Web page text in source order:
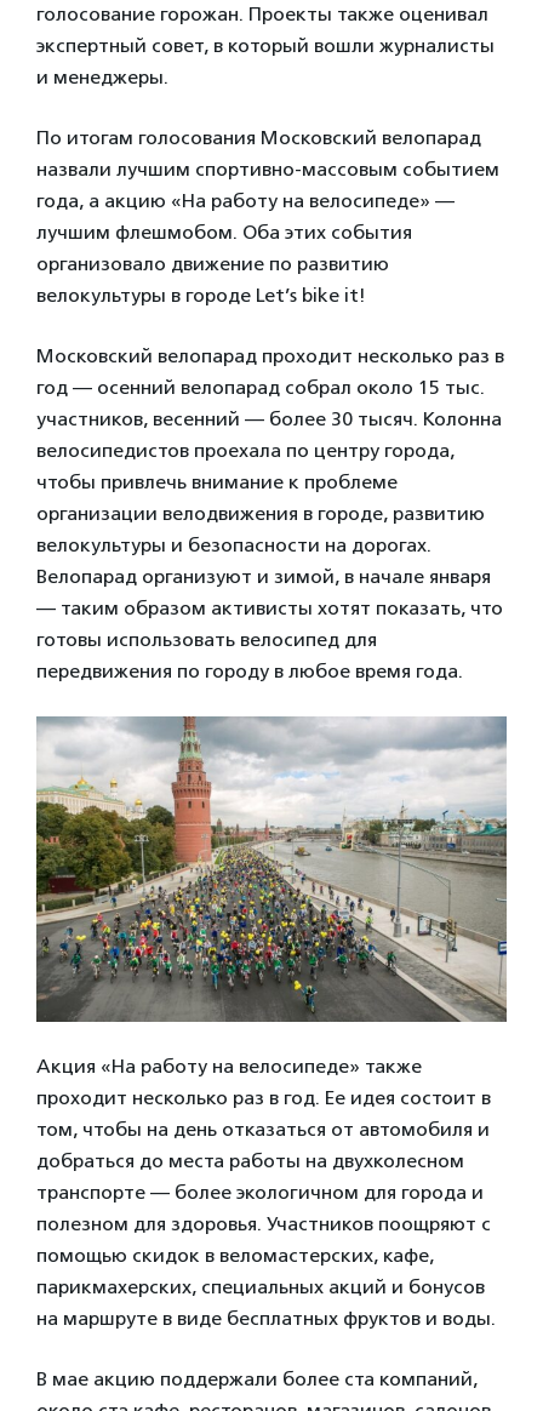
голосование горожан. Проекты также оценивал
экспертный совет, в который вошли журналисты
и менеджеры.
По итогам голосования Московский велопарад
назвали лучшим спортивно-массовым событием
года, а акцию «На работу на велосипеде» —
лучшим флешмобом. Оба этих события
организовало движение по развитию
велокультуры в городе Let’s bike it!
Московский велопарад проходит несколько раз в
год — осенний велопарад собрал около 15 тыс.
участников, весенний — более 30 тысяч. Колонна
велосипедистов проехала по центру города,
чтобы привлечь внимание к проблеме
организации велодвижения в городе, развитию
велокультуры и безопасности на дорогах.
Велопарад организуют и зимой, в начале января
— таким образом активисты хотят показать, что
готовы использовать велосипед для
передвижения по городу в любое время года.
Акция «На работу на велосипеде» также
проходит несколько раз в год. Ее идея состоит в
том, чтобы на день отказаться от автомобиля и
добраться до места работы на двухколесном
транспорте — более экологичном для города и
полезном для здоровья. Участников поощряют с
помощью скидок в веломастерских, кафе,
парикмахерских, специальных акций и бонусов
на маршруте в виде бесплатных фруктов и воды.
В мае акцию поддержали более ста компаний,